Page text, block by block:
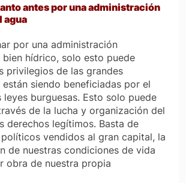
antes por una administración
agua
por una administración
bien hídrico, solo esto puede
privilegios de las grandes
están siendo beneficiadas por el
burguesas. Esto solo puede
de la lucha y organización del
derechos legítimos. Basta de
vendidos al gran capital, la
de nuestras condiciones de vida
obra de nuestra propia